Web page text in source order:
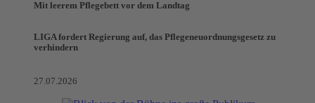
Mit leerem Pflegebett vor dem Landtag
LIGA fordert Regierung auf, das Pflegeneuordnungsgesetz zu
verhindern
27.07.2026